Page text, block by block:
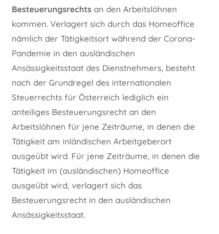
Besteuerungsrechts an den Arbeitslöhnen
kommen. Verlagert sich durch das Homeoffice
nämlich der Tätigkeitsort während der Corona-
Pandemie in den ausländischen
Ansässigkeitsstaat des Dienstnehmers, besteht
nach der Grundregel des internationalen
Steuerrechts für Österreich lediglich ein
anteiliges Besteuerungsrecht an den
Arbeitslöhnen für jene Zeiträume, in denen die
Tätigkeit am inländischen Arbeitgeberort
ausgeübt wird. Für jene Zeiträume, in denen die
Tätigkeit im (ausländischen) Homeoffice
ausgeübt wird, verlagert sich das
Besteuerungsrecht in den ausländischen
Ansässigkeitsstaat.